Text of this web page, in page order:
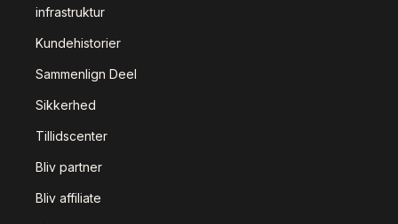
infrastruktur
Kundehistorier
Sammenlign Deel
Sikkerhed
Tillidscenter
Bliv partner
Bliv affiliate